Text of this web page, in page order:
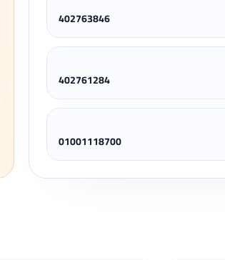
402763846
402761284
01001118700